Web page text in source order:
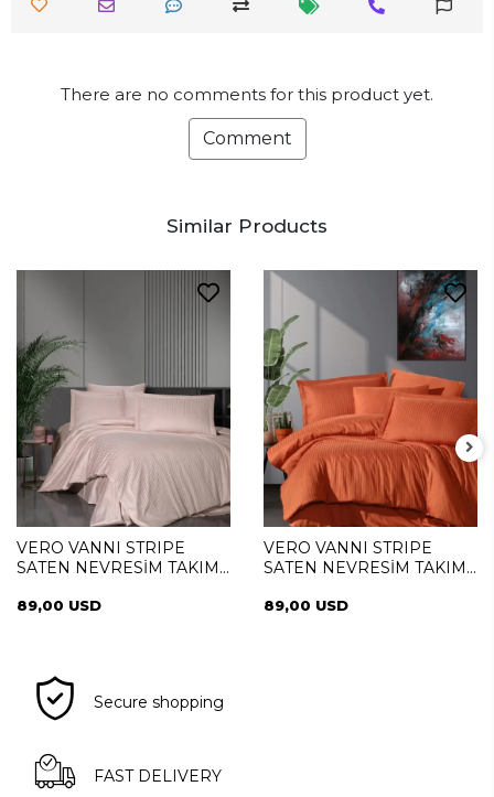
There are no comments for this product yet.
Comment
Similar Products
VERO VANNI STRIPE
SATEN NEVRESİM TAKIMI
89,00 USD
VERO VANNI STRIPE
SATEN NEVRESİM TAKIMI
89,00 USD
Secure shopping
FAST DELIVERY